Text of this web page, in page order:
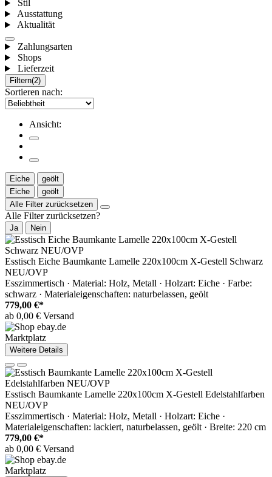
Stil
Ausstattung
Aktualität
Zahlungsarten
Shops
Lieferzeit
Filtern(2)
Sortieren nach:
Ansicht:
Eiche
geölt
Eiche
geölt
Alle Filter zurücksetzen
Alle Filter zurücksetzen?
Ja Nein
Esstisch Eiche Baumkante Lamelle 220x100cm X-Gestell Schwarz
NEU/OVP
Esszimmertisch · Material: Holz, Metall · Holzart: Eiche · Farbe:
schwarz · Materialeigenschaften: naturbelassen, geölt
779,00 €*
ab 0,00 € Versand
Marktplatz
Weitere Details
Esstisch Baumkante Lamelle 220x100cm X-Gestell Edelstahlfarben
NEU/OVP
Esszimmertisch · Material: Holz, Metall · Holzart: Eiche ·
Materialeigenschaften: lackiert, naturbelassen, geölt · Breite: 220 cm
779,00 €*
ab 0,00 € Versand
Marktplatz